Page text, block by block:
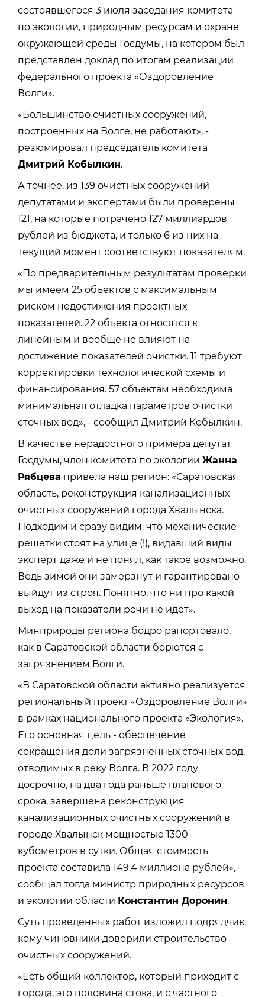
состоявшегося 3 июля заседания комитета
по экологии, природным ресурсам и охране
окружающей среды Госдумы, на котором был
представлен доклад по итогам реализации
федерального проекта «Оздоровление
Волги».
«Большинство очистных сооружений,
построенных на Волге, не работают», -
резюмировал председатель комитета
Дмитрий Кобылкин.
А точнее, из 139 очистных сооружений
депутатами и экспертами были проверены
121, на которые потрачено 127 миллиардов
рублей из бюджета, и только 6 из них на
текущий момент соответствуют показателям.
«По предварительным результатам проверки
мы имеем 25 объектов с максимальным
риском недостижения проектных
показателей. 22 объекта относятся к
линейным и вообще не влияют на
достижение показателей очистки. 11 требуют
корректировки технологической схемы и
финансирования. 57 объектам необходима
минимальная отладка параметров очистки
сточных вод», - сообщил Дмитрий Кобылкин.
В качестве нерадостного примера депутат
Госдумы, член комитета по экологии Жанна
Рябцева привела наш регион: «Саратовская
область, реконструкция канализационных
очистных сооружений города Хвалынска.
Подходим и сразу видим, что механические
решетки стоят на улице (!), видавший виды
эксперт даже и не понял, как такое возможно.
Ведь зимой они замерзнут и гарантировано
выйдут из строя. Понятно, что ни про какой
выход на показатели речи не идет».
Минприроды региона бодро рапортовало,
как в Саратовской области борются с
загрязнением Волги.
«В Саратовской области активно реализуется
региональный проект «Оздоровление Волги»
в рамках национального проекта «Экология».
Его основная цель - обеспечение
сокращения доли загрязненных сточных вод,
отводимых в реку Волга. В 2022 году
досрочно, на два года раньше планового
срока, завершена реконструкция
канализационных очистных сооружений в
городе Хвалынск мощностью 1300
кубометров в сутки. Общая стоимость
проекта составила 149,4 миллиона рублей», -
сообщал тогда министр природных ресурсов
и экологии области Константин Доронин.
Суть проведенных работ изложил подрядчик,
кому чиновники доверили строительство
очистных сооружений.
«Есть общий коллектор, который приходит с
города, это половина стока, и с частного